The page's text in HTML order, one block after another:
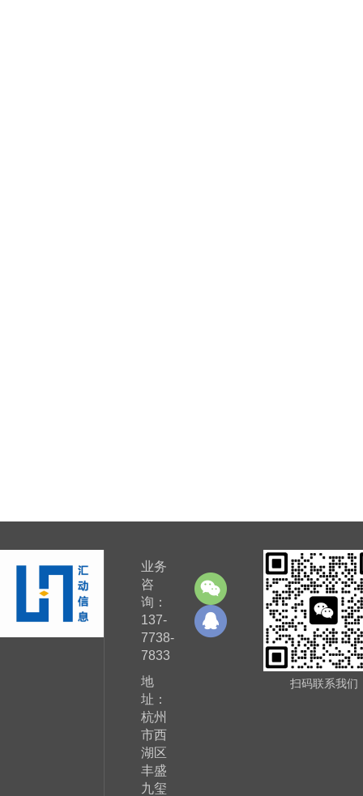
业务
咨
询：
137-
7738-
7833
地
址：
杭州
市西
湖区
丰盛
九玺
扫码联系我们